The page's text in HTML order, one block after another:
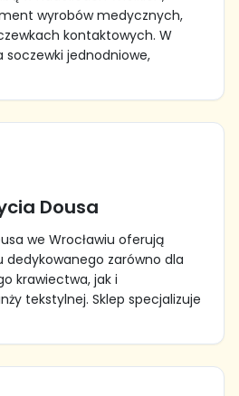
wyrobów medycznych,
kontaktowych. W
jednodniowe,
Dousa
we Wrocławiu oferują
dedykowanego zarówno dla
krawiectwa, jak i
tekstylnej. Sklep specjalizuje